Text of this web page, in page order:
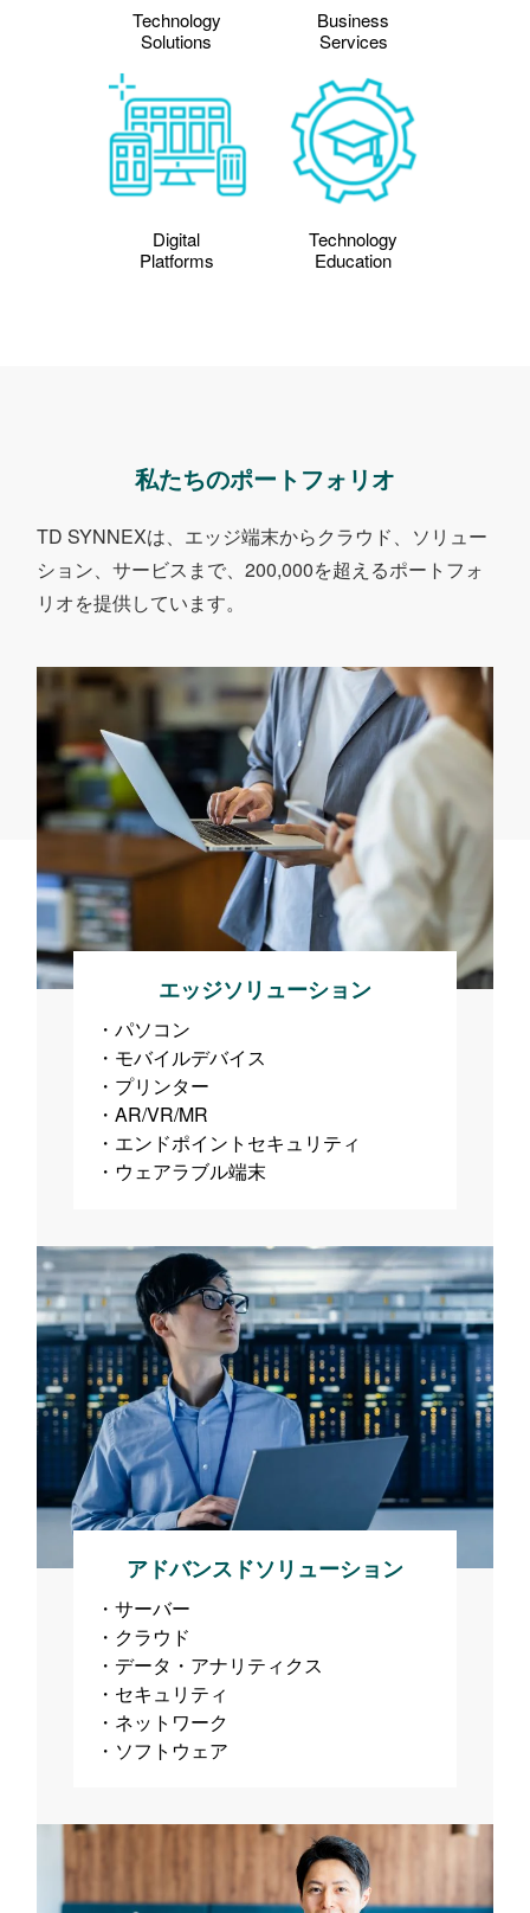
Technology
Solutions
Business
Services
Digital
Platforms
Technology
Education
私たちのポートフォリオ
TD SYNNEXは、エッジ端末からクラウド、ソリュー
ション、サービスまで、200,000を超えるポートフォ
リオを提供しています。
エッジソリューション
パソコン
モバイルデバイス
プリンター
AR/VR/MR
エンドポイントセキュリティ
ウェアラブル端末
アドバンスドソリューション
サーバー
クラウド
データ・アナリティクス
セキュリティ
ネットワーク
ソフトウェア